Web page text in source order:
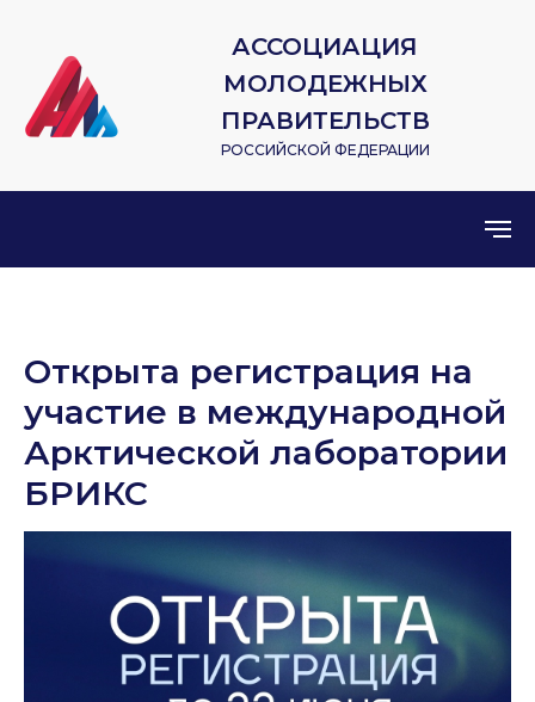
АССОЦИАЦИЯ
МОЛОДЕЖНЫХ
ПРАВИТЕЛЬСТВ
РОССИЙСКОЙ ФЕДЕРАЦИИ
Открыта регистрация на
участие в международной
Арктической лаборатории
БРИКС